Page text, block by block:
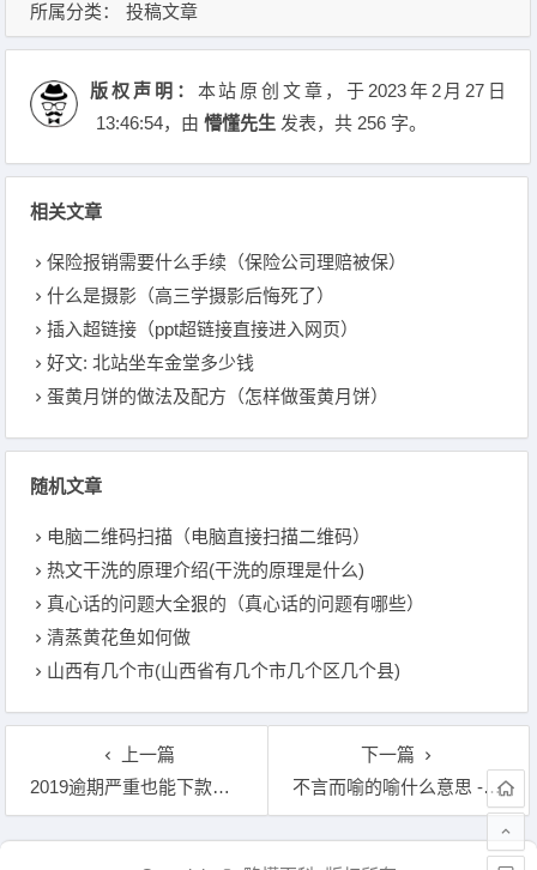
所属分类： 投稿文章
版权声明： 本站原创文章，于2023年2月27日
13:46:54，由懵懂先生 发表，共 256 字。
相关文章
保险报销需要什么手续（保险公司理赔被保）
什么是摄影（高三学摄影后悔死了）
插入超链接（ppt超链接直接进入网页）
好文: 北站坐车金堂多少钱
蛋黄月饼的做法及配方（怎样做蛋黄月饼）
随机文章
电脑二维码扫描（电脑直接扫描二维码）
热文干洗的原理介绍(干洗的原理是什么)
真心话的问题大全狠的（真心话的问题有哪些）
清蒸黄花鱼如何做
山西有几个市(山西省有几个市几个区几个县)
上一篇
2019逾期严重也能下款的口子（必下款的网贷口子2019）
下一篇
不言而喻的喻什么意思 - 持之以恒的恒什么意思
文章导航